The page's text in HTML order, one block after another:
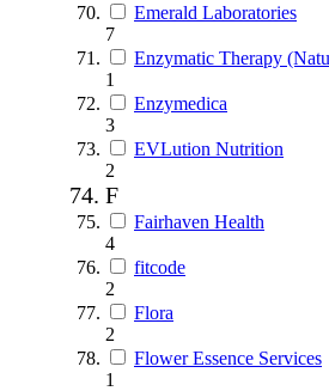
Emerald Laboratories
7
Enzymatic Therapy
1
Enzymedica
3
EVLution Nutrition
2
F
Fairhaven Health
4
fitcode
2
Flora
2
Flower Essence Services
1